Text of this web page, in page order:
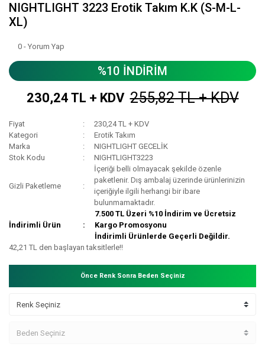
NIGHTLIGHT 3223 Erotik Takım K.K (S-M-L-
XL)
0 - Yorum Yap
%10 İNDİRİM
230,24 TL + KDV 255,82 TL + KDV
Fiyat
230,24 TL + KDV
Kategori
Erotik Takım
Marka
NIGHTLIGHT GECELİK
Stok Kodu
NIGHTLIGHT3223
Gizli Paketleme
İçeriği belli olmayacak şekilde özenle
paketlenir. Dış ambalaj üzerinde ürünlerinizin
içeriğiyle ilgili herhangi bir ibare
bulunmamaktadır.
İndirimli Ürün
7.500 TL Üzeri %10 İndirim ve Ücretsiz
Kargo Promosyonu
İndirimli Ürünlerde Geçerli Değildir.
42,21 TL den başlayan taksitlerle!!
Önce Renk Sonra Beden Seçiniz